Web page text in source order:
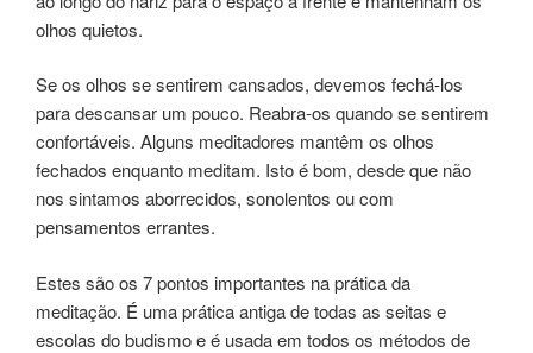
olhos quietos.
Se os olhos se sentirem cansados, devemos fechá-los
para descansar um pouco. Reabra-os quando se sentirem
confortáveis. Alguns meditadores mantêm os olhos
fechados enquanto meditam. Isto é bom, desde que não
nos sintamos aborrecidos, sonolentos ou com
pensamentos errantes.
Estes são os 7 pontos importantes na prática da
meditação. É uma prática antiga de todas as seitas e
escolas do budismo e é usada em todos os métodos de